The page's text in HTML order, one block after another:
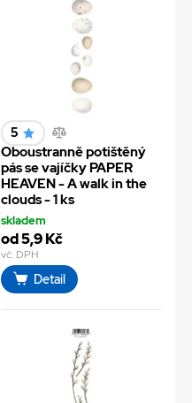
5
Oboustranně potištěný
pás se vajíčky PAPER
HEAVEN - A walk in the
clouds - 1 ks
skladem
od 5,9 Kč
vč. DPH
Detail